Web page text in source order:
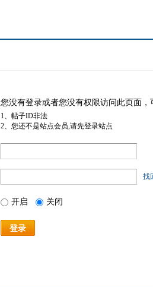
您没有登录或者您没有权限访问此页面
1、帖子ID非法
2、您还不是站点会员,请先登录站点
找
开启 关闭
登录